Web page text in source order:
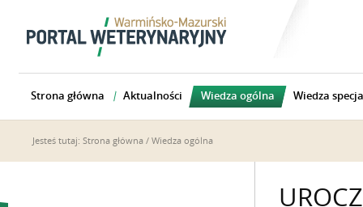
Strona główna Aktualności Wiedza ogólna Wiedza
Jesteś tutaj: Strona główna / Wiedza ogólna